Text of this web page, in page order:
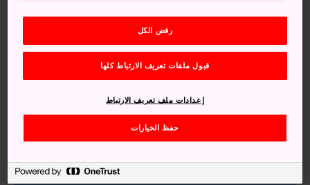
المتزلجين من مختلف المستويات، يمتد أطولها إلى أربعة
كيلومترات. ويمكنك هنا الاستمتاع بوقتك في التزلج كما تشاء،
حيث يمكنك التزلج على المسارات العادية، أو التزلج الحر، أو في
رفض الكل
قبول ملفات تعريف الارتباط كلها
حفظ الخيارات
إعدادات ملف تعريف الارتباط